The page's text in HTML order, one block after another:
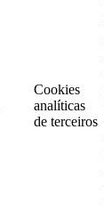
Cookies
analíticas
de terceiros